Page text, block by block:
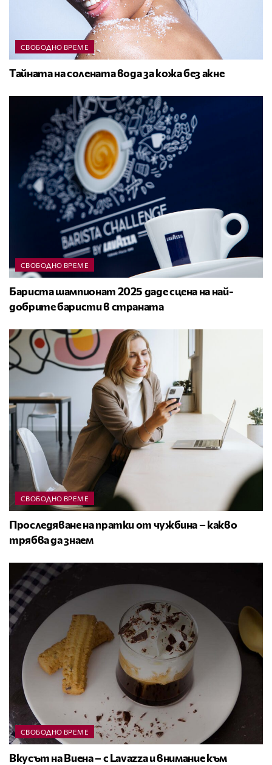
СВОБОДНО ВРЕМЕ
Тайната на солената вода за кожа без акне
СВОБОДНО ВРЕМЕ
Бариста шампионат 2025 даде сцена на най-
добрите баристи в страната
СВОБОДНО ВРЕМЕ
Проследяване на пратки от чужбина – какво
трябва да знаем
СВОБОДНО ВРЕМЕ
Вкусът на Виена – с Lavazza и внимание към